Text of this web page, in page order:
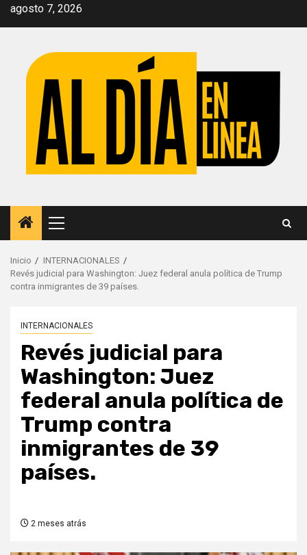
Saltar
agosto 7, 2026
Menú
principal
Inicio
INTERNACIONALES
Revés judicial para Washington: Juez federal anula política de Trump
contra inmigrantes de 39 países.
INTERNACIONALES
Revés judicial para
Washington: Juez
federal anula política de
Trump contra
inmigrantes de 39
países.
2 meses atrás